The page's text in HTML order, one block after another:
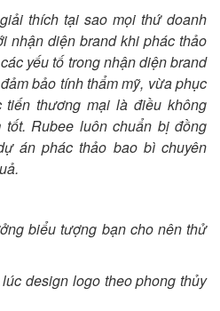
thích tại sao mọi thứ doanh
nhận diện brand khi phác thảo
yếu tố trong nhận diện brand
bảo tính thẩm mỹ, vừa phục
thương mại là điều không
Rubee luôn chuẩn bị đồng
án phác thảo bao bì chuyên
biểu tượng bạn cho nên thử
design logo theo phong thủy